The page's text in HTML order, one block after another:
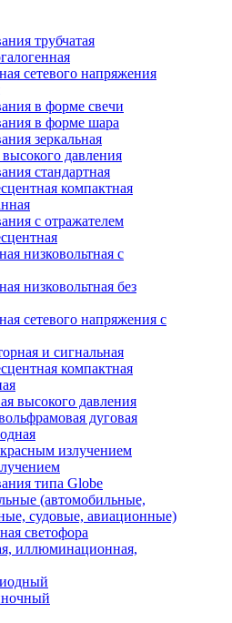
трубчатая
сетевого напряжения
в форме свечи
в форме шара
зеркальная
давления
стандартная
компактная
с отражателем
низковольтная с
низковольтная без
сетевого напряжения с
и сигнальная
компактная
высокого давления
дуговая
излучением
типа Globe
(автомобильные,
судовые, авиационные)
светофора
иллюминационная,